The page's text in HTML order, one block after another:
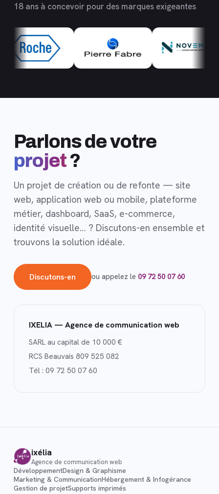
18 ans à concevoir pour des marques exigeantes
Parlons de votre
projet?
Un projet de création ou de refonte — site
web, application web ou mobile, plateforme
métier, dashboard, SaaS, e-commerce,
identité visuelle… ? Discutons-en ensemble et
trouvons la solution idéale.
Discutons-en ou appelez le 09 72 50 07 60
IXELIA — Agence de communication web
SARL au capital de 10 000 €
RCS Beauvais 809 525 082
Tél : 09 72 50 07 60
ixélia
Agence de communication web
DéveloppementDesign & Graphisme
Marketing & CommunicationHébergement & Infogérance
Gestion de projetSupports imprimés